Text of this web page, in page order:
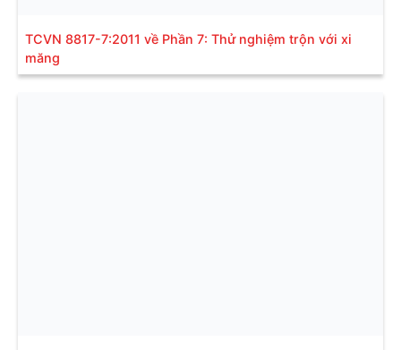
TCVN 8817-7:2011 về Phần 7: Thử nghiệm trộn với xi
măng